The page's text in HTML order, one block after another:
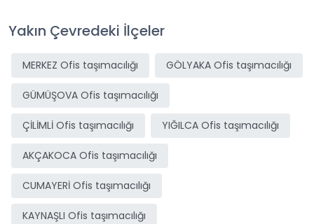
Yakın Çevredeki İlçeler
MERKEZ Ofis taşımacılığı GÖLYAKA Ofis taşımacılığı
GÜMÜŞOVA Ofis taşımacılığı
ÇİLİMLİ Ofis taşımacılığı YIĞILCA Ofis taşımacılığı
AKÇAKOCA Ofis taşımacılığı
CUMAYERİ Ofis taşımacılığı
KAYNAŞLI Ofis taşımacılığı